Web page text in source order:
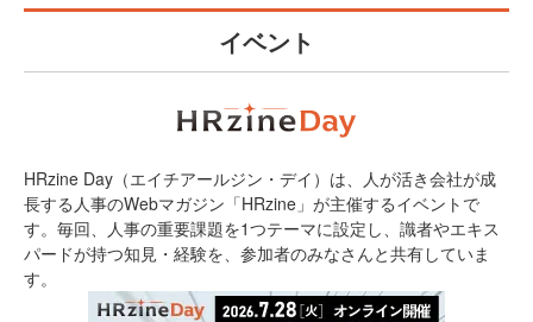
イベント
HRzine Day（エイチアールジン・デイ）は、人が活き会社が成
長する人事のWebマガジン「HRzine」が主催するイベントで
す。毎回、人事の重要課題を1つテーマに設定し、識者やエキス
パードが持つ知見・経験を、参加者のみなさんと共有していま
す。